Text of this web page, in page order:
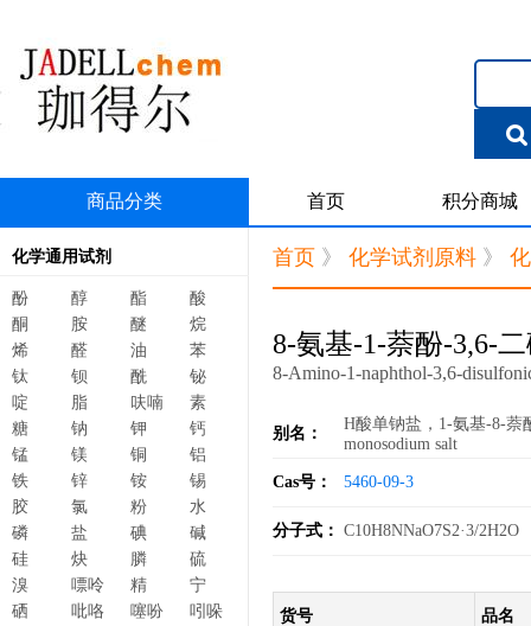
商品分类 首页 积分商城
化学通用试剂
酚 醇 酯
酸
酮
胺 醚
烷
烯
醛 油
苯
钛
钡 酰
铋
啶
脂 呋喃
素
糖
钠 钾
钙
锰
镁 铜
铝
铁
锌 铵
锡
胶
氯 粉
水
磷
盐 碘
碱
硅
炔 膦
硫
溴
嘌呤 精
宁
硒
吡咯 噻吩
吲哚
首页 》 化学试剂原料 》
8-氨基-1-萘酚-3,6-
8-Amino-1-naphthol-3,6-
别名：
H酸单钠盐，1-氨基-8-萘
monosodium salt
Cas号： 5460-09-3
分子式： C10H8NNaO7S2·3/2H2O
货号 品名